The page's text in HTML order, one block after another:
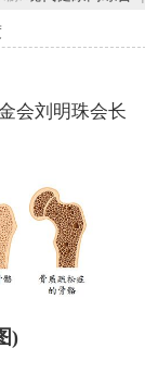
会刘明珠会长
)